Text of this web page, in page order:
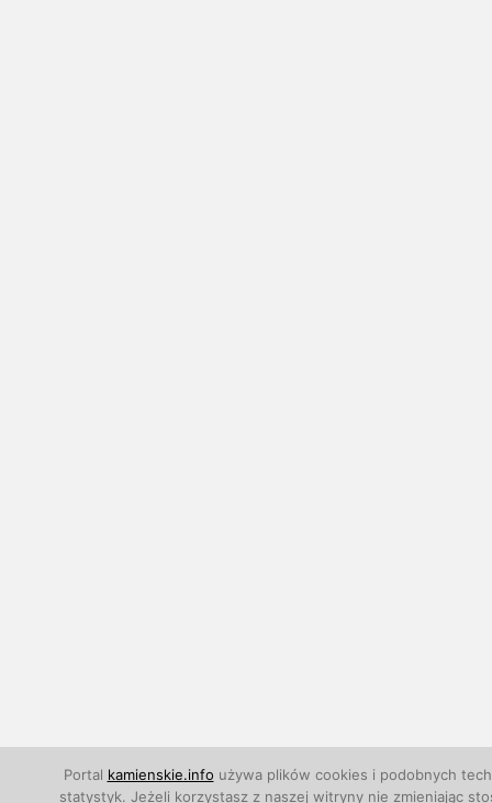
Portal kamienskie.info używa plików cookies i podobnych
statystyk. Jeżeli korzystasz z naszej witryny nie zmieniając